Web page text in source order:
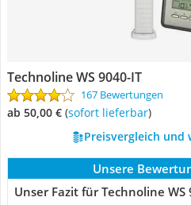
Technoline WS 9040-IT
167 Bewertungen
ab 50,00 € ( Sofort lieferbar)
Preisvergleich und
Unsere
Unser Fazit für Technoline WS